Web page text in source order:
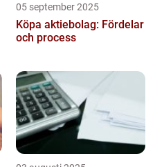
05 september 2025
Köpa aktiebolag: Fördelar
och process